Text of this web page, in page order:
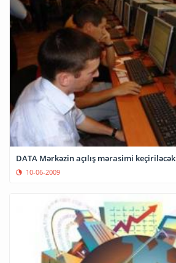
DATA Mərkəzin açılış mərasimi keçiriləcək
10-06-2009